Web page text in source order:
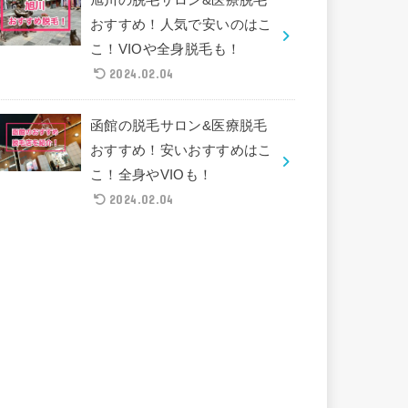
おすすめ！人気で安いのはこ
こ！VIOや全身脱毛も！
2024.02.04
函館の脱毛サロン&医療脱毛
おすすめ！安いおすすめはこ
こ！全身やVIOも！
2024.02.04